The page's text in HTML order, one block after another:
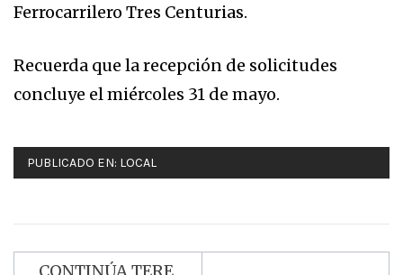
Ferrocarrilero Tres Centurias.
Recuerda que la recepción de solicitudes
concluye el miércoles 31 de mayo.
PUBLICADO EN: LOCAL